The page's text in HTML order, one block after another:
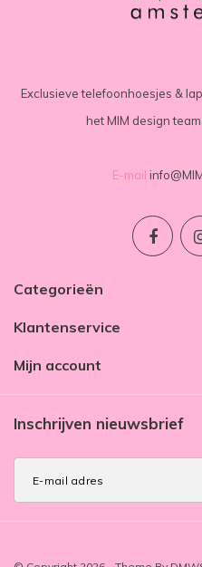
Exclusieve telefoonhoesjes &
het MIM design
E-mail
Categorieën
Klantenservice
Mijn account
Inschrijven nieuwsbrief